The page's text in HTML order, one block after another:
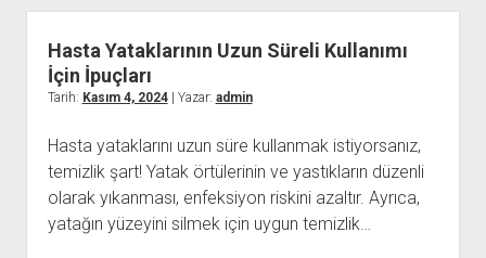
Başarıya
Ulaşan
Hasta Yataklarının Uzun Süreli Kullanımı
İçin İpuçları
Tarih: Kasım 4, 2024| Yazar: admin
Hasta yataklarını uzun süre kullanmak istiyorsanız,
temizlik şart! Yatak örtülerinin ve yastıkların düzenli
olarak yıkanması, enfeksiyon riskini azaltır. Ayrıca,
yatağın yüzeyini silmek için uygun temizlik…